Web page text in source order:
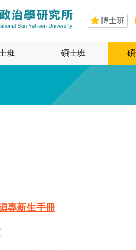
博士班
班 碩士班
專新生手冊